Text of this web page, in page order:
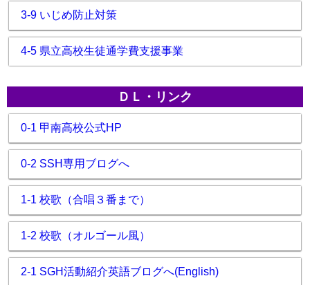
3-9 いじめ防止対策
4-5 県立高校生徒通学費支援事業
ＤＬ・リンク
0-1 甲南高校公式HP
0-2 SSH専用ブログへ
1-1 校歌（合唱３番まで）
1-2 校歌（オルゴール風）
2-1 SGH活動紹介英語ブログへ(English)